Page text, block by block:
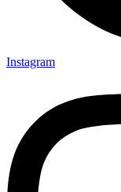
Instagram